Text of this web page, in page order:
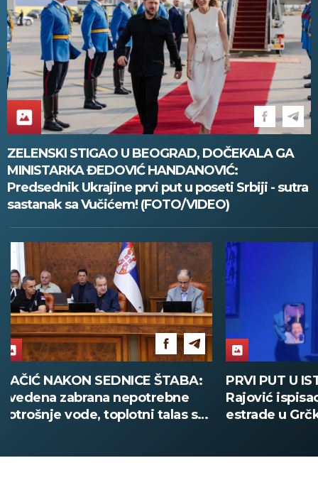
ZELENSKI STIGAO U BEOGRAD, DOČEKALA GA
MINISTARKA ĐEDOVIĆ HANDANOVIĆ:
Predsednik Ukrajine prvi put u poseti Srbiji - sutra
sastanak sa Vučićem! (FOTO/VIDEO)
PRVI PUT U ISTORIJI! Boban
Rajović ispisao novu stranicu
estrade u Grčkoj, a usred
UČENICI SE
KLUPA DOK
Jezivi